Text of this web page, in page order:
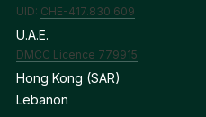
UID: CHE-417.830.609
U.A.E.
DMCC Licence 779915
Hong Kong (SAR)
Lebanon